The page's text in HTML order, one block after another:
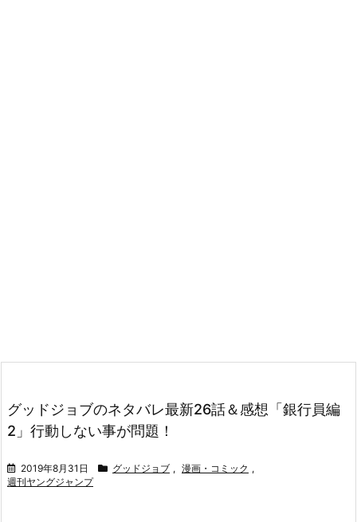
グッドジョブのネタバレ最新26話＆感想「銀行員編
2」行動しない事が問題！
2019年8月31日 グッドジョブ , 漫画・コミック ,
週刊ヤングジャンプ